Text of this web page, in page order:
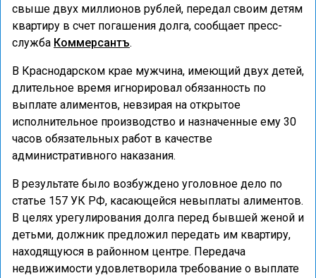
свыше двух миллионов рублей, передал своим детям
квартиру в счет погашения долга, сообщает пресс-
служба Коммерсантъ.
В Краснодарском крае мужчина, имеющий двух детей,
длительное время игнорировал обязанность по
выплате алиментов, невзирая на открытое
исполнительное производство и назначенные ему 30
часов обязательных работ в качестве
административного наказания.
В результате было возбуждено уголовное дело по
статье 157 УК РФ, касающейся невыплаты алиментов.
В целях урегулирования долга перед бывшей женой и
детьми, должник предложил передать им квартиру,
находящуюся в районном центре. Передача
недвижимости удовлетворила требование о выплате